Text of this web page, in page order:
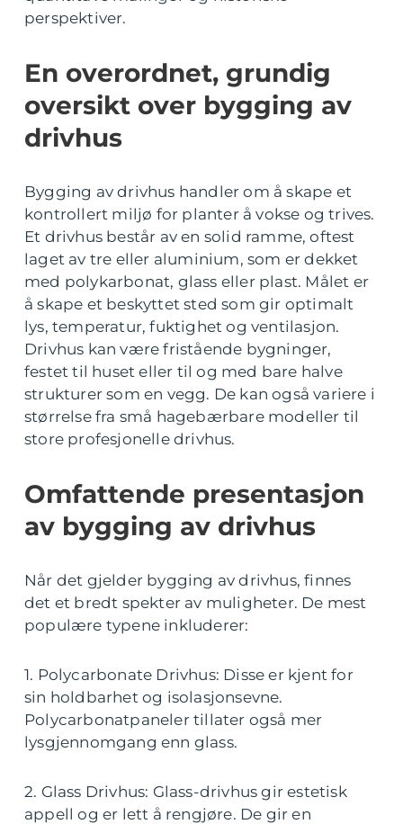
perspektiver.
En overordnet, grundig
oversikt over bygging av
drivhus
Bygging av drivhus handler om å skape et
kontrollert miljø for planter å vokse og trives.
Et drivhus består av en solid ramme, oftest
laget av tre eller aluminium, som er dekket
med polykarbonat, glass eller plast. Målet er
å skape et beskyttet sted som gir optimalt
lys, temperatur, fuktighet og ventilasjon.
Drivhus kan være fristående bygninger,
festet til huset eller til og med bare halve
strukturer som en vegg. De kan også variere i
størrelse fra små hagebærbare modeller til
store profesjonelle drivhus.
Omfattende presentasjon
av bygging av drivhus
Når det gjelder bygging av drivhus, finnes
det et bredt spekter av muligheter. De mest
populære typene inkluderer:
1. Polycarbonate Drivhus: Disse er kjent for
sin holdbarhet og isolasjonsevne.
Polycarbonatpaneler tillater også mer
lysgjennomgang enn glass.
2. Glass Drivhus: Glass-drivhus gir estetisk
appell og er lett å rengjøre. De gir en